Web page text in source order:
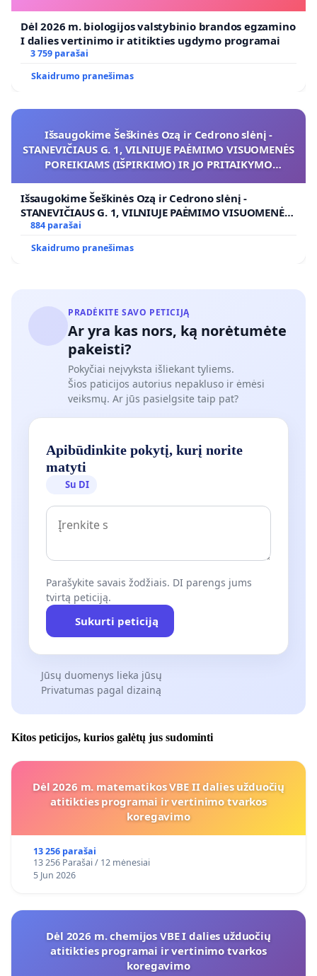
Dėl 2026 m. biologijos valstybinio brandos egzamino
I dalies vertinimo ir atitikties ugdymo programai
3 759 parašai
Skaidrumo pranešimas
Išsaugokime Šeškinės Ozą ir Cedrono slėnį -
STANEVIČIAUS G. 1, VILNIUJE PAĖMIMO VISUOMENĖS
POREIKIAMS (IŠPIRKIMO) IR JO PRITAIKYMO
Išsaugokime Šeškinės Ozą ir Cedrono slėnį -
STANEVIČIAUS G. 1, VILNIUJE PAĖMIMO VISUOMENĖS
POREIKIAMS (IŠPIRKIMO) IR JO PRITAIKYMO VIEŠAJAI
884 parašai
Skaidrumo pranešimas
PRADĖKITE SAVO PETICIJĄ
Ar yra kas nors, ką norėtumėte
pakeisti?
Pokyčiai neįvyksta išliekant tyliems.
Šios paticijos autorius nepakluso ir ėmėsi
veiksmų. Ar jūs pasielgsite taip pat?
Apibūdinkite pokytį, kurį norite
matyti
Su DI
Parašykite savais žodžiais. DI parengs jums
tvirtą peticiją.
Sukurti peticiją
Jūsų duomenys lieka jūsų
Privatumas pagal dizainą
Kitos peticijos, kurios galėtų jus sudominti
Dėl 2026 m. matematikos VBE II dalies užduočių
atitikties programai ir vertinimo tvarkos
koregavimo
13 256 parašai
13 256 Parašai / 12 mėnesiai
5 Jun 2026
Dėl 2026 m. chemijos VBE I dalies užduočių
atitikties programai ir vertinimo tvarkos
koregavimo